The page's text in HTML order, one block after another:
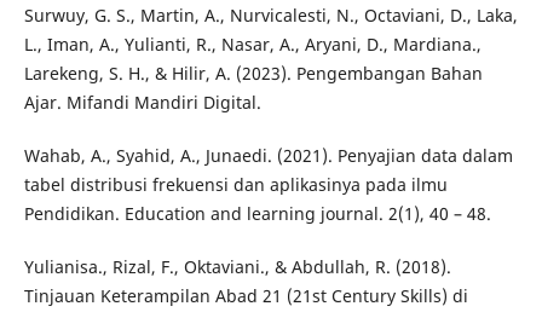
Surwuy, G. S., Martin, A., Nurvicalesti, N., Octaviani, D., Laka,
L., Iman, A., Yulianti, R., Nasar, A., Aryani, D., Mardiana.,
Larekeng, S. H., & Hilir, A. (2023). Pengembangan Bahan
Ajar. Mifandi Mandiri Digital.
Wahab, A., Syahid, A., Junaedi. (2021). Penyajian data dalam
tabel distribusi frekuensi dan aplikasinya pada ilmu
Pendidikan. Education and learning journal. 2(1), 40 – 48.
Yulianisa., Rizal, F., Oktaviani., & Abdullah, R. (2018).
Tinjauan Keterampilan Abad 21 (21st Century Skills) di